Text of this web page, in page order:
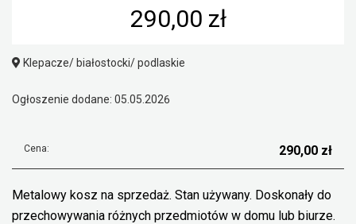
290,00 zł
Klepacze/ białostocki/ podlaskie
Ogłoszenie dodane: 05.05.2026
Cena: 290,00 zł
Metalowy kosz na sprzedaż. Stan używany. Doskonały do
przechowywania różnych przedmiotów w domu lub biurze.